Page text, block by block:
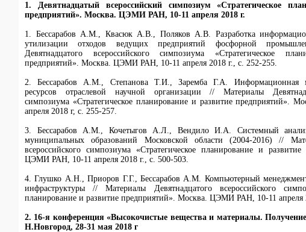
1. Девятнадцатый всероссийский симпозиум «Стратегическое
предприятий». Москва. ЦЭМИ РАН, 10-11 апреля 2018 г.
1. Бессарабов А.М., Квасюк А.В., Поляков А.В. Разработка
утилизации отходов ведущих предприятий фосфорной
Девятнадцатого всероссийского симпозиума «Стратегическое
предприятий». Москва. ЦЭМИ РАН, 10-11 апреля 2018 г., с. 252-255.
2. Бессарабов А.М., Степанова Т.И., Заремба Г.А. Информационная
ресурсов отраслевой научной организации // Материалы
симпозиума «Стратегическое планирование и развитие предприятий».
апреля 2018 г, с. 255-257.
3. Бессарабов А.М., Кочетыгов А.Л., Вендило И.А. Системный анализ
муниципальных образований Московской области (2004-2016) //
всероссийского симпозиума «Стратегическое планирование и
ЦЭМИ РАН, 10-11 апреля 2018 г., с. 500-503.
4. Глушко А.Н., Приоров Г.Г., Бессарабов А.М. Компьютерный менеджмент
инфраструктуры // Материалы Девятнадцатого всероссийского
планирование и развитие предприятий». Москва. ЦЭМИ РАН, 10-11 апреля
2. 16-я конференция «Высокочистые вещества и материалы.
Н.Новгород, 28-31 мая 2018 г